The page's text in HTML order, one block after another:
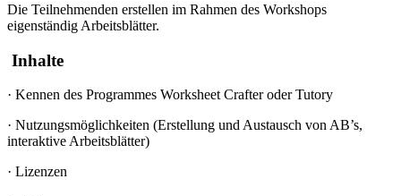
Die Teilnehmenden erstellen im Rahmen des Workshops
eigenständig Arbeitsblätter.
Inhalte
· Kennen des Programmes Worksheet Crafter oder Tutory
· Nutzungsmöglichkeiten (Erstellung und Austausch von AB’s,
interaktive Arbeitsblätter)
· Lizenzen